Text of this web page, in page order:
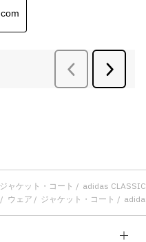
ジャケット・コート
adidas
ウェア ジャケット・コート